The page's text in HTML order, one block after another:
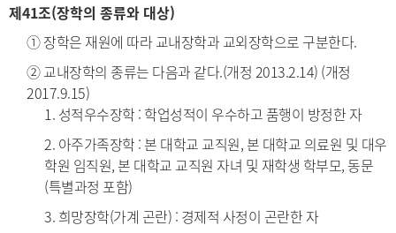
제41조(장학의 종류와 대상)
① 장학은 재원에 따라 교내장학과 교외장학으로 구분한다.
② 교내장학의 종류는 다음과 같다.(개정 2013.2.14) (개정
2017.9.15)
1. 성적우수장학 : 학업성적이 우수하고 품행이 방정한 자
2. 아주가족장학 : 본 대학교 교직원, 본 대학교 의료원 및 대우
학원 임직원, 본 대학교 교직원 자녀 및 재학생 학부모, 동문
(특별과정 포함)
3. 희망장학(가계 곤란) : 경제적 사정이 곤란한 자